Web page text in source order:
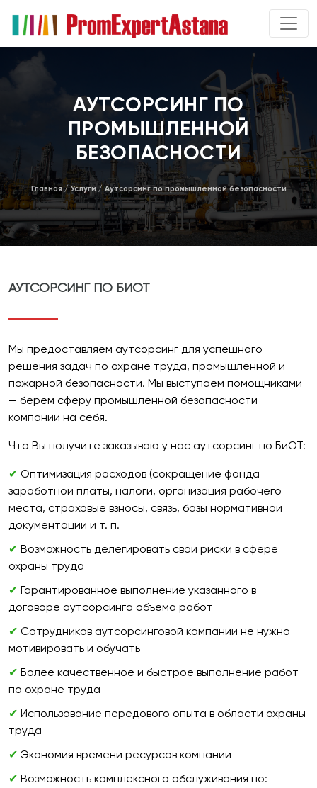
АУТСОРСИНГ ПО
ПРОМЫШЛЕННОЙ
БЕЗОПАСНОСТИ
Главная /Услуги/Аутсорсинг по промышленной безопасности
АУТСОРСИНГ ПО БИОТ
Мы предоставляем аутсорсинг для успешного
решения задач по охране труда, промышленной и
пожарной безопасности. Мы выступаем помощниками
— берем сферу промышленной безопасности
компании на себя.
Что Вы получите заказываю у нас аутсорсинг по БиОТ:
✔ Оптимизация расходов (сокращение фонда
заработной платы, налоги, организация рабочего
места, страховые взносы, связь, базы нормативной
документации и т. п.
✔ Возможность делегировать свои риски в сфере
охраны труда
✔ Гарантированное выполнение указанного в
договоре аутсорсинга объема работ
✔ Сотрудников аутсорсинговой компании не нужно
мотивировать и обучать
✔ Более качественное и быстрое выполнение работ
по охране труда
✔ Использование передового опыта в области охраны
труда
✔ Экономия времени ресурсов компании
✔ Возможность комплексного обслуживания по: